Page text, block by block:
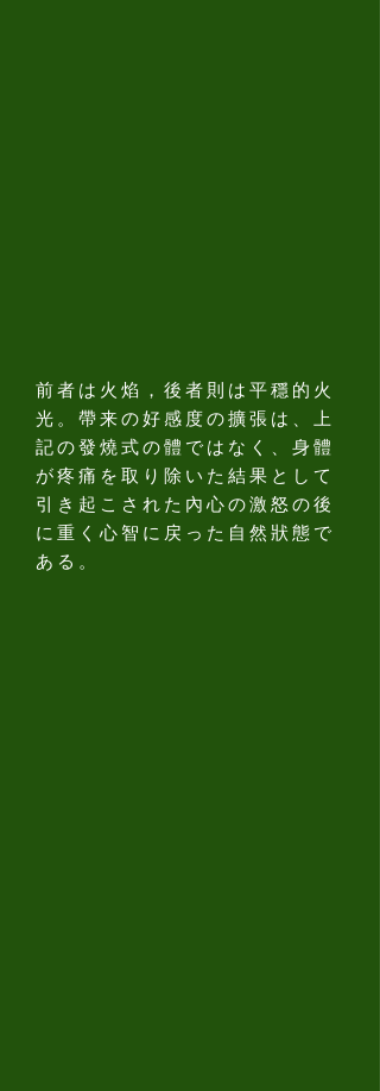
前者は火焰，後者則は平穩的火
光。帶来の好感度の擴張は、上
記の發燒式の體ではなく、身體
が疼痛を取り除いた結果として
引き起こされた內心の激怒の後
に重く心智に戻った自然狀態で
ある。